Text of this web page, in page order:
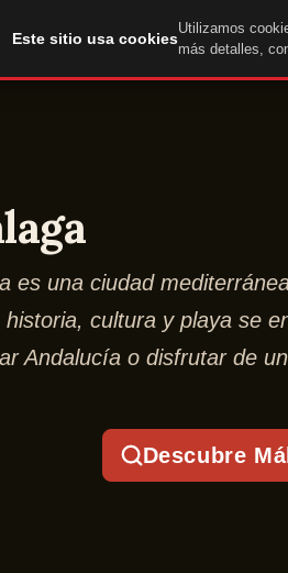
es una ciudad
historia, cultura y playa se
Andalucía o disfrutar de
Descubre
Este sitio usa cookies
Utilizamos
más detalles,